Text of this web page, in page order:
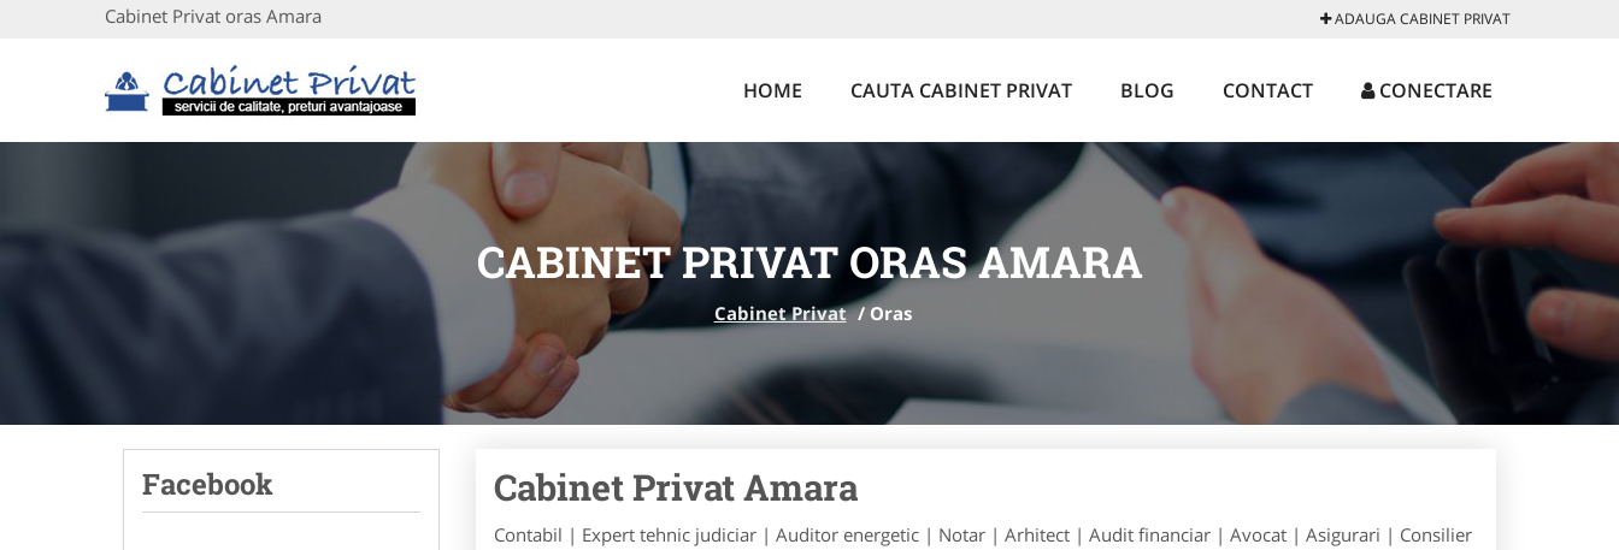
Cabinet Privat oras Amara ADAUGA CABINET PRIVAT
HOME CAUTA CABINET PRIVAT BLOG CONTACT CONECTARE
CABINET PRIVAT ORAS AMARA
Cabinet Privat / Oras
Facebook Cabinet Privat Amara
Contabil | Expert tehnic judiciar | Auditor energetic | Notar | Arhitect | Audit financiar | Avocat | Asigurari | Consilier